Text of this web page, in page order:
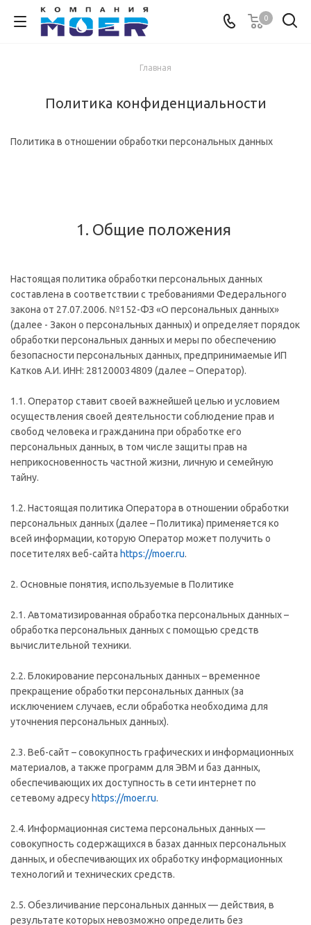
0
Главная
Политика конфиденциальности
Политика в отношении обработки персональных данных
1. Общие положения
Настоящая политика обработки персональных данных
составлена в соответствии с требованиями Федерального
закона от 27.07.2006. №152-ФЗ «О персональных данных»
(далее - Закон о персональных данных) и определяет порядок
обработки персональных данных и меры по обеспечению
безопасности персональных данных, предпринимаемые ИП
Катков А.И. ИНН: 281200034809 (далее – Оператор).
1.1. Оператор ставит своей важнейшей целью и условием
осуществления своей деятельности соблюдение прав и
свобод человека и гражданина при обработке его
персональных данных, в том числе защиты прав на
неприкосновенность частной жизни, личную и семейную
тайну.
1.2. Настоящая политика Оператора в отношении обработки
персональных данных (далее – Политика) применяется ко
всей информации, которую Оператор может получить о
посетителях веб-сайта https://moer.ru.
2. Основные понятия, используемые в Политике
2.1. Автоматизированная обработка персональных данных –
обработка персональных данных с помощью средств
вычислительной техники.
2.2. Блокирование персональных данных – временное
прекращение обработки персональных данных (за
исключением случаев, если обработка необходима для
уточнения персональных данных).
2.3. Веб-сайт – совокупность графических и информационных
материалов, а также программ для ЭВМ и баз данных,
обеспечивающих их доступность в сети интернет по
сетевому адресу https://moer.ru.
2.4. Информационная система персональных данных —
совокупность содержащихся в базах данных персональных
данных, и обеспечивающих их обработку информационных
технологий и технических средств.
2.5. Обезличивание персональных данных — действия, в
результате которых невозможно определить без